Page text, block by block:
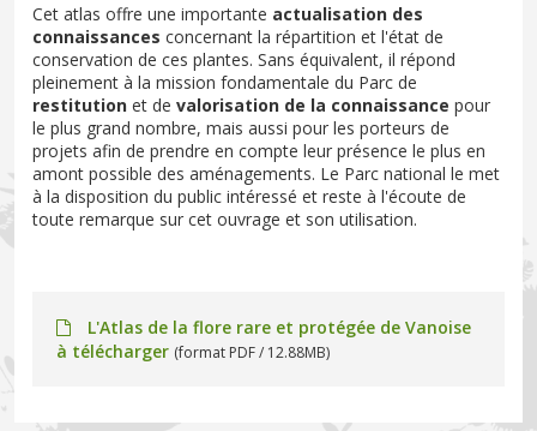
Cet atlas offre une importante actualisation des
connaissances concernant la répartition et l'état de
conservation de ces plantes. Sans équivalent, il répond
pleinement à la mission fondamentale du Parc de
restitution et de valorisation de la connaissance pour
le plus grand nombre, mais aussi pour les porteurs de
projets afin de prendre en compte leur présence le plus en
amont possible des aménagements. Le Parc national le met
à la disposition du public intéressé et reste à l'écoute de
toute remarque sur cet ouvrage et son utilisation.
L'Atlas de la flore rare et protégée de Vanoise
à télécharger (format PDF / 12.88MB)